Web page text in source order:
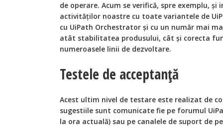
de operare. Acum se verifică, spre exemplu,
activităților noastre cu toate variantele de
cu UiPath Orchestrator și cu un număr mai
atât stabilitatea produsului, cât și corecta
numeroasele linii de dezvoltare.
Testele de acceptanță
Acest ultim nivel de testare este realizat de
sugestiile sunt comunicate fie pe forumul
la ora actuală) sau pe canalele de suport de